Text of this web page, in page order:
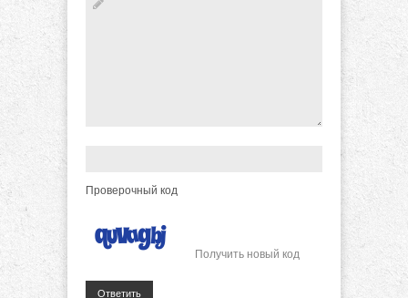
Проверочный код
Получить новый код
Ответить